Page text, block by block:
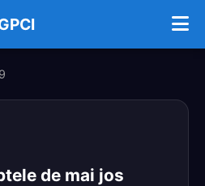
de mai jos